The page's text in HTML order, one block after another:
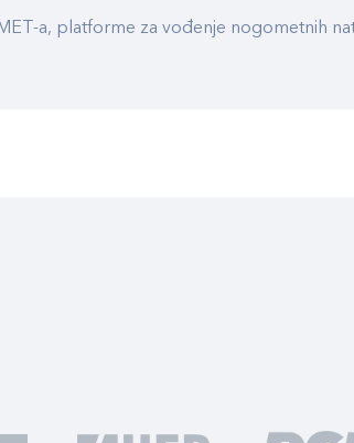
a, platforme za vođenje nogometnih